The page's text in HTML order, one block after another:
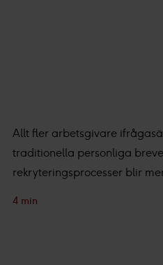
Allt fler arbetsgivare
traditionella personliga
rekryteringsprocesser blir
4 min